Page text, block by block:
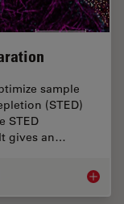
sample
(STED)
STED
gives an…
The